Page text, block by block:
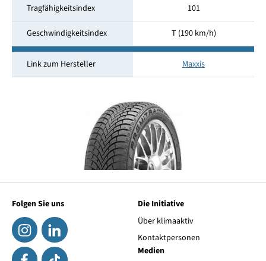
Tragfähigkeitsindex 101
Geschwindigkeitsindex T (190 km/h)
Link zum Hersteller Maxxis
Folgen Sie uns
Die Initiative
Über klimaaktiv
Kontaktpersonen
Medien